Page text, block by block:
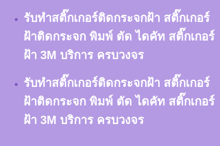
content
รับทำสติ๊กเกอร์ติดกระจกฝ้า สติ๊กเกอร์
ฝ้าติดกระจก พิมพ์ ตัด ไดคัท สติ๊กเกอร์
ฝ้า 3M บริการ ครบวงจร
รับทำสติ๊กเกอร์ติดกระจกฝ้า สติ๊กเกอร์
ฝ้าติดกระจก พิมพ์ ตัด ไดคัท สติ๊กเกอร์
ฝ้า 3M บริการ ครบวงจร